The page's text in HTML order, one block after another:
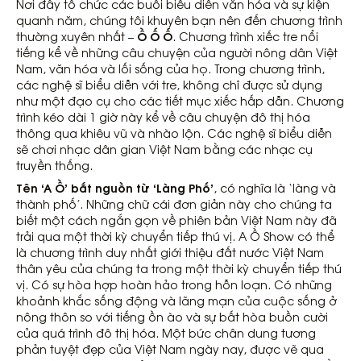
Nơi đây tổ chức các buổi biểu diễn văn hóa và sự kiện
quanh năm, chúng tôi khuyên bạn nên đến chương trình
thường xuyên nhất – Ồ Ố Ố. Chương trình xiếc tre nổi
tiếng kể về những câu chuyện của người nông dân Việt
Nam, văn hóa và lối sống của họ. Trong chương trình,
các nghệ sĩ biểu diễn với tre, không chỉ được sử dụng
như một đạo cụ cho các tiết mục xiếc hấp dẫn. Chương
trình kéo dài 1 giờ này kể về câu chuyện đô thị hóa
thông qua khiêu vũ và nhào lộn. Các nghệ sĩ biểu diễn
sẽ chơi nhạc dân gian Việt Nam bằng các nhạc cụ
truyền thống.
Tên ‘A Ồ’ bắt nguồn từ ‘Làng Phố’, có nghĩa là ‘làng và
thành phố’. Những chữ cái đơn giản này cho chúng ta
biết một cách ngắn gọn về phiên bản Việt Nam này đã
trải qua một thời kỳ chuyển tiếp thú vị. A Ồ Show có thể
là chương trình duy nhất giới thiệu đất nước Việt Nam
thân yêu của chúng ta trong một thời kỳ chuyển tiếp thú
vị. Có sự hòa hợp hoàn hảo trong hỗn loạn. Có những
khoảnh khắc sống động và lãng mạn của cuộc sống ở
nông thôn so với tiếng ồn ào và sự bất hòa buồn cười
của quá trình đô thị hóa. Một bức chân dung tương
phản tuyệt đẹp của Việt Nam ngày nay, được vẽ qua